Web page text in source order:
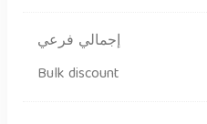
إجمالي فرعي
Bulk discount